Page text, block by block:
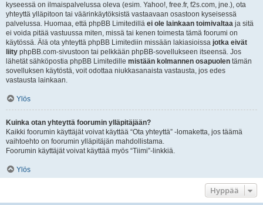
kyseessä on ilmaispalvelussa oleva (esim. Yahoo!, free.fr, f2s.com, jne.), ota
yhteyttä ylläpitoon tai väärinkäytöksistä vastaavaan osastoon kyseisessä
palvelussa. Huomaa, että phpBB Limitedillä ei ole lainkaan toimivaltaa ja sitä
ei voida pitää vastuussa miten, missä tai kenen toimesta tämä foorumi on
käytössä. Älä ota yhteyttä phpBB Limitediin missään lakiasioissa jotka eivät
liity phpBB.com-sivustoon tai pelkkään phpBB-sovellukseen itseensä. Jos
lähetät sähköpostia phpBB Limitedille mistään kolmannen osapuolen tämän
sovelluksen käytöstä, voit odottaa niukkasanaista vastausta, jos edes
vastausta lainkaan.
Ylös
Kuinka otan yhteyttä foorumin ylläpitäjään?
Kaikki foorumin käyttäjät voivat käyttää “Ota yhteyttä” -lomaketta, jos täämä
vaihtoehto on foorumin ylläpitäjän mahdollistama.
Foorumin käyttäjät voivat käyttää myös “Tiimi”-linkkiä.
Ylös
Hyppää